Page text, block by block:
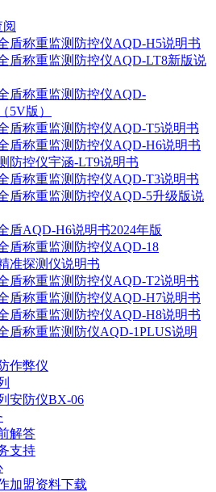
盾称重监测防控仪AQD-H5说明书
盾称重监测防控仪AQD-LT8新版说
盾称重监测防控仪AQD-
5V版）
盾称重监测防控仪AQD-T5说明书
盾称重监测防控仪AQD-H6说明书
防控仪宇涵-LT9说明书
盾称重监测防控仪AQD-T3说明书
盾称重监测防控仪AQD-5升级版说
盾AQD-H6说明书2024年版
盾称重监测防控仪AQD-18
准探测仪说明书
盾称重监测防控仪AQD-T2说明书
盾称重监测防控仪AQD-H7说明书
盾称重监测防控仪AQD-H8说明书
盾称重监测防仪AQD-1PLUS说明
作弊仪
安防仪BX-06
解答
支持
加盟资料下载